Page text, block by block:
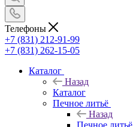
Телефоны
+7 (831) 212-91-99
+7 (831) 262-15-05
Каталог
Назад
Каталог
Печное литьё
Назад
Печное литьё